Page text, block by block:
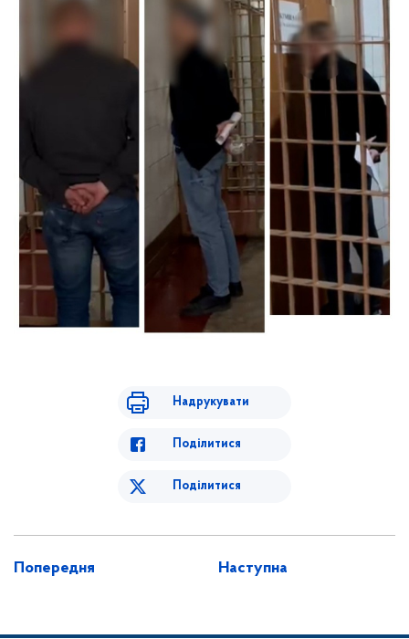
Надрукувати
Поділитися
Поділитися
Попередня Наступна